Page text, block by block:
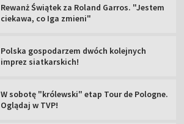
Rewanż Świątek za Roland Garros. "Jestem
ciekawa, co Iga zmieni"
Polska gospodarzem dwóch kolejnych
imprez siatkarskich!
W sobotę "królewski" etap Tour de Pologne.
Oglądaj w TVP!